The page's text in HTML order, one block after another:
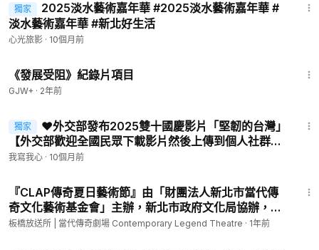
獨家
2025淡水藝術嘉年華 #2025淡水藝術嘉年華 #
淡水藝術嘉年華 #新北好生活
心光旅影 · 10個月前
《發展受阻》紀錄片項目
GJW+ · 2年前
獨家
❤️外交部發布2025雙十國慶影片「堅韌的台灣」
【外交部歡迎全國民眾下載影片然後上傳到個人社群平
台用力分享】 #雙十國慶 #中華民國 #台灣 #我愛那小小
我寫我心 · 10個月前
『CLAP傳奇夏日藝術節』由「財團法人新北市當代傳
奇文化藝術基金會」主辦，新北市政府文化局協辦，
7/20~9/22歡迎來板橋放送所。
板橋放送所 | 當代傳奇劇場 Contemporary Legend Theatre · 1年前